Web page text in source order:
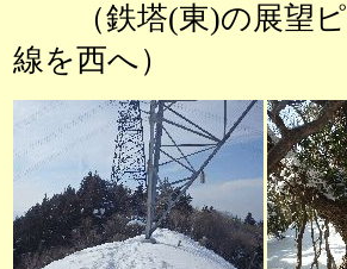
（鉄塔(東)の展望
線を西へ）